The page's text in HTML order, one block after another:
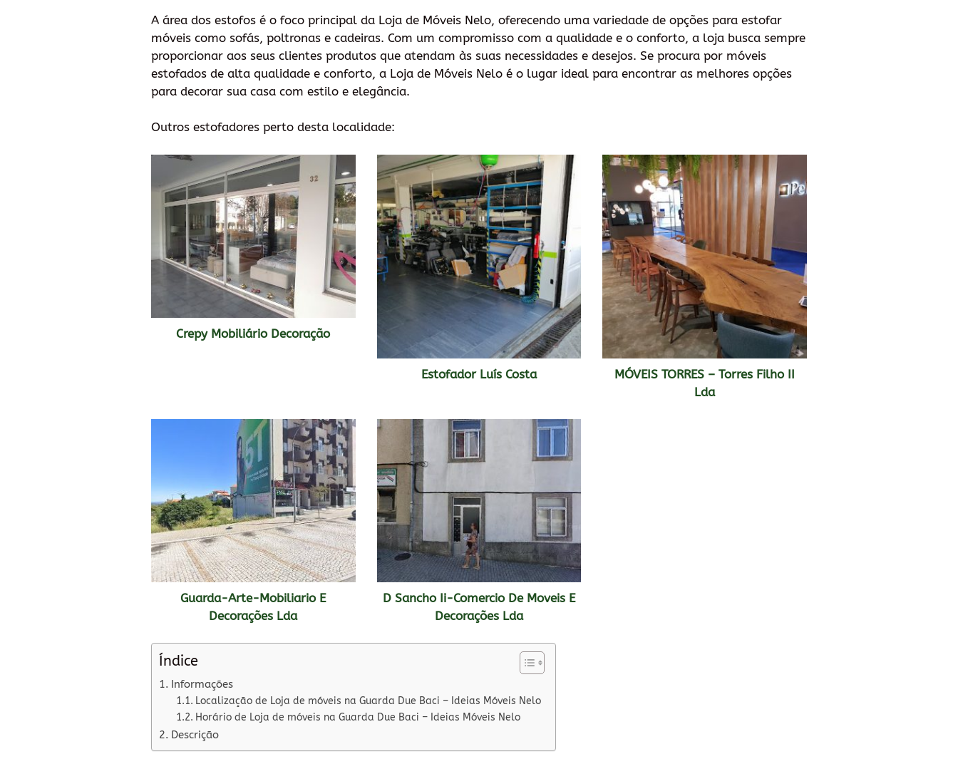
A área dos estofos é o foco principal da Loja de Móveis Nelo, oferecendo uma variedade de opções para estofar
móveis como sofás, poltronas e cadeiras. Com um compromisso com a qualidade e o conforto, a loja busca sempre
proporcionar aos seus clientes produtos que atendam às suas necessidades e desejos. Se procura por móveis
estofados de alta qualidade e conforto, a Loja de Móveis Nelo é o lugar ideal para encontrar as melhores opções
para decorar sua casa com estilo e elegância.
Outros estofadores perto desta localidade:
Crepy Mobiliário Decoração
Estofador Luís Costa
MÓVEIS TORRES – Torres Filho II
Lda
Guarda-Arte-Mobiliario E
Decorações Lda
D Sancho Ii-Comercio De Moveis E
Decorações Lda
Índice
Informações
Localização de Loja de móveis na Guarda Due Baci – Ideias Móveis Nelo
Horário de Loja de móveis na Guarda Due Baci – Ideias Móveis Nelo
Descrição